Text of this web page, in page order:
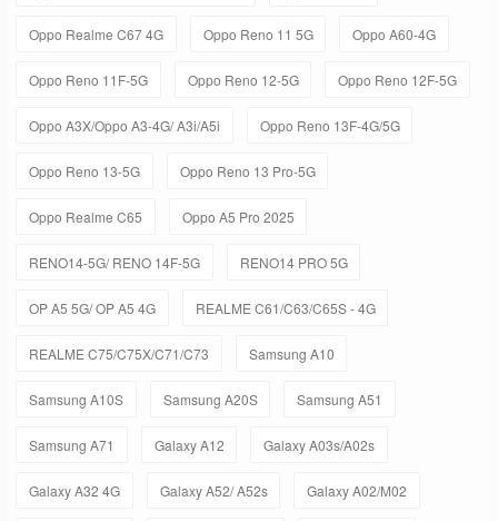
Oppo Realme C67 4G Oppo Reno 11 5G Oppo A60-4G
Oppo Reno 11F-5G Oppo Reno 12-5G Oppo Reno 12F-5G
Oppo A3X/Oppo A3-4G/ A3i/A5i Oppo Reno 13F-4G/5G
Oppo Reno 13-5G Oppo Reno 13 Pro-5G
Oppo Realme C65 Oppo A5 Pro 2025
RENO14-5G/ RENO 14F-5G RENO14 PRO 5G
OP A5 5G/ OP A5 4G REALME C61/C63/C65S - 4G
REALME C75/C75X/C71/C73 Samsung A10
Samsung A10S Samsung A20S Samsung A51
Samsung A71 Galaxy A12 Galaxy A03s/A02s
Galaxy A32 4G Galaxy A52/ A52s Galaxy A02/M02